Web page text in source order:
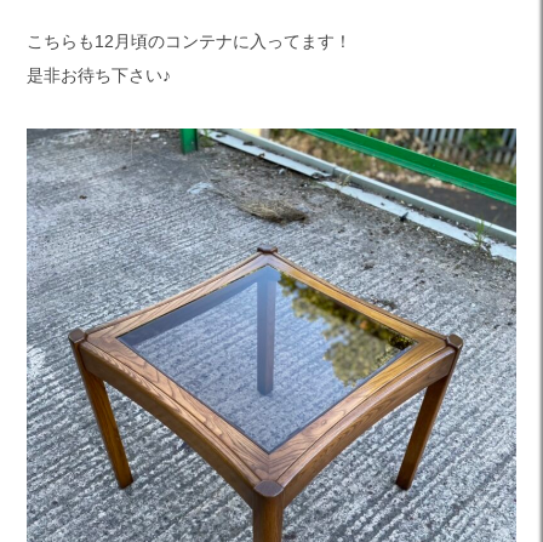
こちらも12月頃のコンテナに入ってます！
是非お待ち下さい♪